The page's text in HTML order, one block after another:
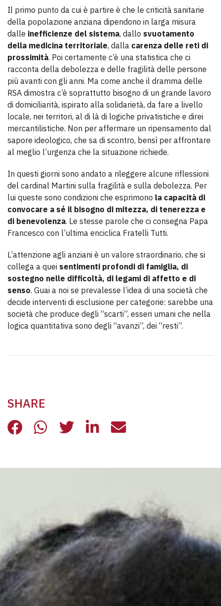
Il primo punto da cui è partire è che le criticità sanitarie
della popolazione anziana dipendono in larga misura
dalle inefficienze del sistema, dallo svuotamento
della medicina territoriale, dalla carenza delle reti di
prossimità. Poi certamente c’è una statistica che ci
racconta della debolezza e delle fragilità delle persone
più avanti con gli anni. Ma come anche il dramma delle
RSA dimostra c’è soprattutto bisogno di un grande lavoro
di domiciliarità, ispirato alla solidarietà, da fare a livello
locale, nei territori, al di là di logiche privatistiche e direi
mercantilistiche. Non per affermare un ripensamento dal
sapore ideologico, che sa di scontro, bensì per affrontare
al meglio l’urgenza che la situazione richiede.
In questi giorni sono andato a rileggere alcune riflessioni
del cardinal Martini sulla fragilità e sulla debolezza. Per
lui queste sono condizioni che esprimono la capacità di
convocare a sé il bisogno di mitezza, di tenerezza e
di benevolenza. Le stesse parole che ci consegna Papa
Francesco con l’ultima enciclica Fratelli Tutti.
L’attenzione agli anziani è un valore straordinario, che si
collega a quei sentimenti profondi di famiglia, di
sostegno nelle difficoltà, di legami di affetto e di
senso. Guai a noi se prevalesse l’idea di una società che
decide interventi di esclusione per categorie: sarebbe una
società che produce degli “scarti”, esseri umani che nella
logica quantitativa sono degli “avanzi”, dei “resti”.
SHARE
ESCLUDERE GLI ANZIANI È UN
ESCLUDERE GLI ANZIANI È UN
ESCLUDERE GLI ANZIANI
ESCLUDERE GLI
ESCLUDERE GLI